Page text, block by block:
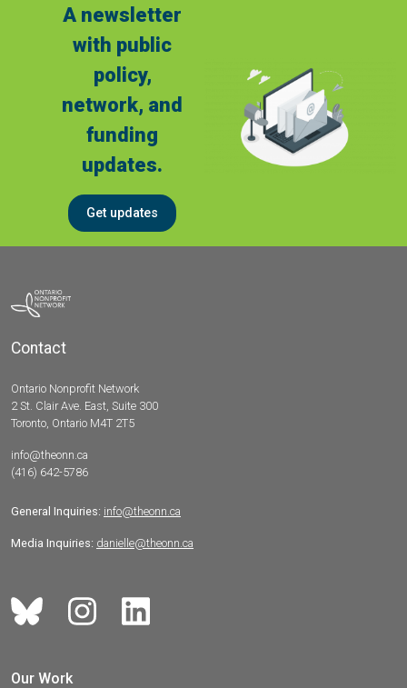
A newsletter
with public
policy,
network, and
funding
updates.
Get updates
Contact
Ontario Nonprofit Network
2 St. Clair Ave. East, Suite 300
Toronto, Ontario M4T 2T5
info@theonn.ca
(416) 642-5786
General Inquiries: info@theonn.ca
Media Inquiries: danielle@theonn.ca
Our Work